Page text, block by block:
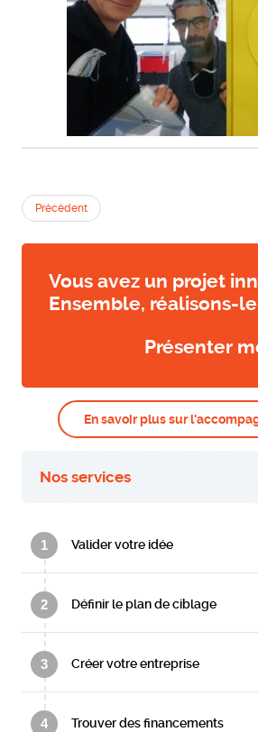
Précédent
Vous avez un projet
Ensemble, réalisons-
Présenter
En savoir plus sur
Nos services
1 Valider votre idée
2 Définir le plan de ciblage
3 Créer votre entreprise
4 Trouver des financements